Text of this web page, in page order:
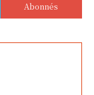
Abonnés